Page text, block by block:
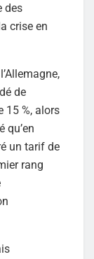
des
crise en
de
15 %, alors
qu’en
un tarif de
rang